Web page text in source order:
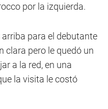
por la izquierda.
para el debutante
clara pero le quedó un
a la red, en una
la visita le costó